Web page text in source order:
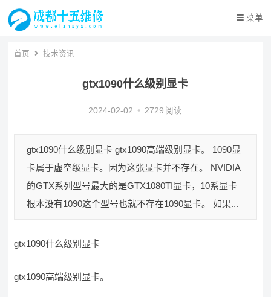
菜单
首页 技术资讯
gtx1090什么级别显卡
2024-02-02 • 2729 阅读
gtx1090什么级别显卡 gtx1090高端级别显卡。 1090显
卡属于虚空级显卡。因为这张显卡并不存在。 NVIDIA
的GTX系列型号最大的是GTX1080TI显卡，10系显卡
根本没有1090这个型号也就不存在1090显卡。 如果...
gtx1090什么级别显卡
gtx1090高端级别显卡。